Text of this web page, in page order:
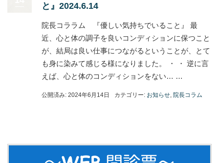
と』2024.6.14
院長コララム 『優しい気持ちでいること』 最
近、心と体の調子を良いコンディションに保つこと
が、結局は良い仕事につながるということが、とて
も身に染みて感じる様になりました。 ・ ・ 逆に言
えば、心と体のコンディションをない… …
公開済み: 2024年6月14日 カテゴリー: お知らせ, 院長コラム